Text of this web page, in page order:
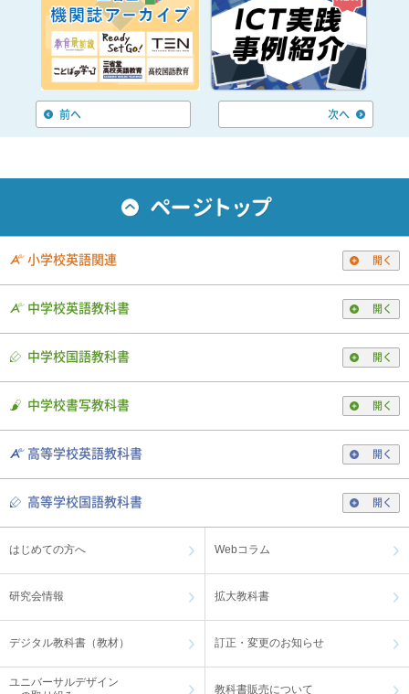
前へ 次へ
小学校英語関連 開く
中学校英語教科書 開く
中学校国語教科書 開く
中学校書写教科書 開く
高等学校英語教科書 開く
高等学校国語教科書 開く
はじめての方へ Webコラム
研究会情報 拡大教科書
デジタル教科書（教材） 訂正・変更のお知らせ
ユニバーサルデザイン
教科書販売について